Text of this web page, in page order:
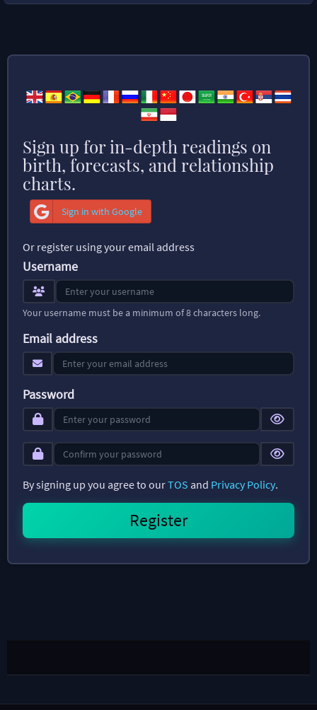
Sign up for in-depth readings on
birth, forecasts, and relationship
charts.
Sign in with Google
Or register using your email address
Username
Your username must be a minimum of 8 characters long.
Email address
Password
By signing up you agree to ourTOS and Privacy Policy.